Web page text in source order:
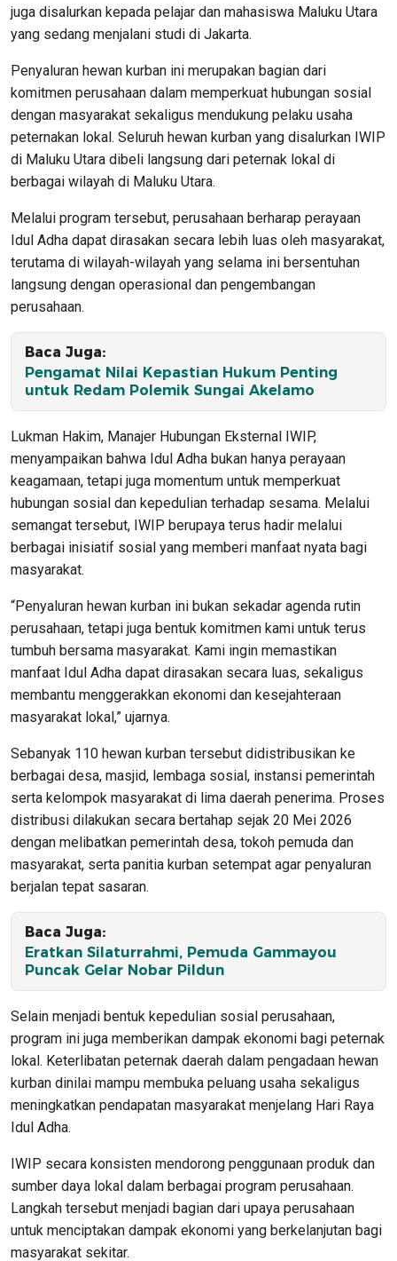
juga disalurkan kepada pelajar dan mahasiswa Maluku Utara
yang sedang menjalani studi di Jakarta.
Penyaluran hewan kurban ini merupakan bagian dari
komitmen perusahaan dalam memperkuat hubungan sosial
dengan masyarakat sekaligus mendukung pelaku usaha
peternakan lokal. Seluruh hewan kurban yang disalurkan IWIP
di Maluku Utara dibeli langsung dari peternak lokal di
berbagai wilayah di Maluku Utara.
Melalui program tersebut, perusahaan berharap perayaan
Idul Adha dapat dirasakan secara lebih luas oleh masyarakat,
terutama di wilayah-wilayah yang selama ini bersentuhan
langsung dengan operasional dan pengembangan
perusahaan.
Baca Juga:
Pengamat Nilai Kepastian Hukum Penting
untuk Redam Polemik Sungai Akelamo
Lukman Hakim, Manajer Hubungan Eksternal IWIP,
menyampaikan bahwa Idul Adha bukan hanya perayaan
keagamaan, tetapi juga momentum untuk memperkuat
hubungan sosial dan kepedulian terhadap sesama. Melalui
semangat tersebut, IWIP berupaya terus hadir melalui
berbagai inisiatif sosial yang memberi manfaat nyata bagi
masyarakat.
“Penyaluran hewan kurban ini bukan sekadar agenda rutin
perusahaan, tetapi juga bentuk komitmen kami untuk terus
tumbuh bersama masyarakat. Kami ingin memastikan
manfaat Idul Adha dapat dirasakan secara luas, sekaligus
membantu menggerakkan ekonomi dan kesejahteraan
masyarakat lokal,” ujarnya.
Sebanyak 110 hewan kurban tersebut didistribusikan ke
berbagai desa, masjid, lembaga sosial, instansi pemerintah
serta kelompok masyarakat di lima daerah penerima. Proses
distribusi dilakukan secara bertahap sejak 20 Mei 2026
dengan melibatkan pemerintah desa, tokoh pemuda dan
masyarakat, serta panitia kurban setempat agar penyaluran
berjalan tepat sasaran.
Baca Juga:
Eratkan Silaturrahmi, Pemuda Gammayou
Puncak Gelar Nobar Pildun
Selain menjadi bentuk kepedulian sosial perusahaan,
program ini juga memberikan dampak ekonomi bagi peternak
lokal. Keterlibatan peternak daerah dalam pengadaan hewan
kurban dinilai mampu membuka peluang usaha sekaligus
meningkatkan pendapatan masyarakat menjelang Hari Raya
Idul Adha.
IWIP secara konsisten mendorong penggunaan produk dan
sumber daya lokal dalam berbagai program perusahaan.
Langkah tersebut menjadi bagian dari upaya perusahaan
untuk menciptakan dampak ekonomi yang berkelanjutan bagi
masyarakat sekitar.